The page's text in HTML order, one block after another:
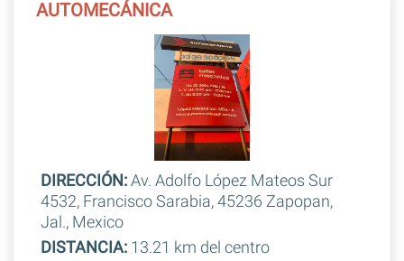
AUTOMECÁNICA
DIRECCIÓN:Av. Adolfo López Mateos Sur
4532, Francisco Sarabia, 45236 Zapopan,
Jal., Mexico
DISTANCIA:13.21 km del centro